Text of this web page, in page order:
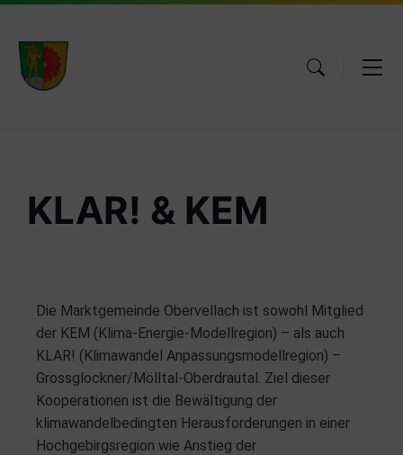
KLAR! & KEM​
Die Marktgemeinde Obervellach ist sowohl Mitglied
der KEM (Klima-Energie-Modellregion) – als auch
KLAR! (Klimawandel Anpassungsmodellregion) –
Grossglockner/Mölltal-Oberdrautal. Ziel dieser
Kooperationen ist die Bewältigung der
klimawandelbedingten Herausforderungen in einer
Hochgebirgsregion wie Anstieg der